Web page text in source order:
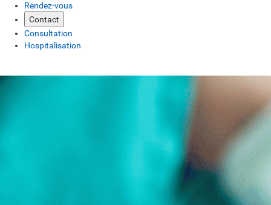
Rendez-vous
Contact
Consultation
Hospitalisation